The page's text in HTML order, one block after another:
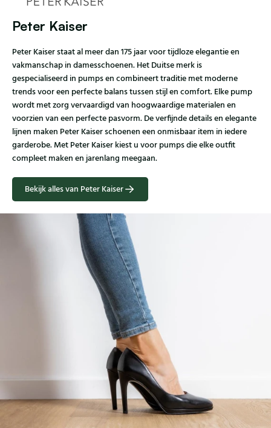
Peter Kaiser
Peter Kaiser staat al meer dan 175 jaar voor tijdloze elegantie en
vakmanschap in damesschoenen. Het Duitse merk is
gespecialiseerd in pumps en combineert traditie met moderne
trends voor een perfecte balans tussen stijl en comfort. Elke pump
wordt met zorg vervaardigd van hoogwaardige materialen en
voorzien van een perfecte pasvorm. De verfijnde details en elegante
lijnen maken Peter Kaiser schoenen een onmisbaar item in iedere
garderobe. Met Peter Kaiser kiest u voor pumps die elke outfit
compleet maken en jarenlang meegaan.
Bekijk alles van Peter Kaiser